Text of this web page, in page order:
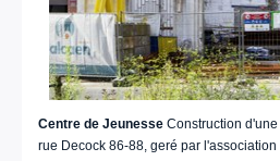
Centre de Jeunesse Construction
rue Decock 86-88, geré par